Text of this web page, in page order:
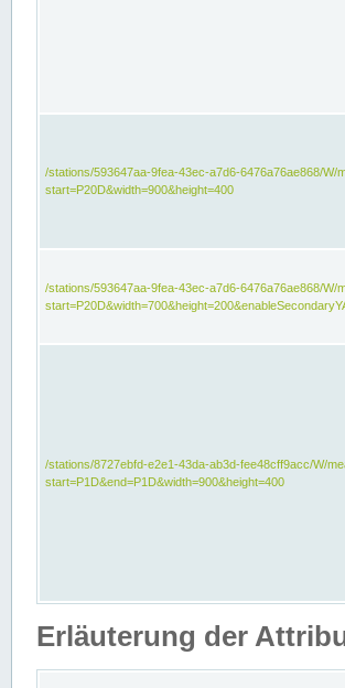
/stations/593647aa-9fea-43ec-a7d6-6476a76ae868/W/
start=P20D&width=900&height=400
/stations/593647aa-9fea-43ec-a7d6-6476a76ae868/W/
/stations/8727ebfd-e2e1-43da-ab3d-fee48cff9acc/W/
start=P1D&end=P1D&width=900&height=400
Erläuterung der